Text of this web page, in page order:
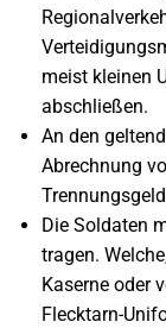
meist kleinen
abschließen.
An den
Abrechnung
Die Soldaten
tragen.
Kaserne oder
Flecktarn-